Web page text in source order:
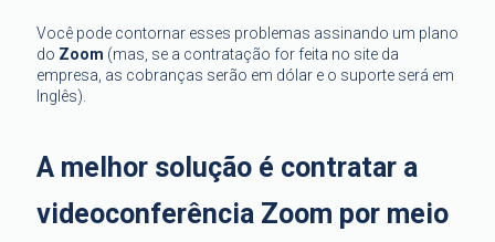
Você pode contornar esses problemas assinando um plano
do Zoom (mas, se a contratação for feita no site da
empresa, as cobranças serão em dólar e o suporte será em
Inglês).
A melhor solução é contratar a
videoconferência Zoom por meio